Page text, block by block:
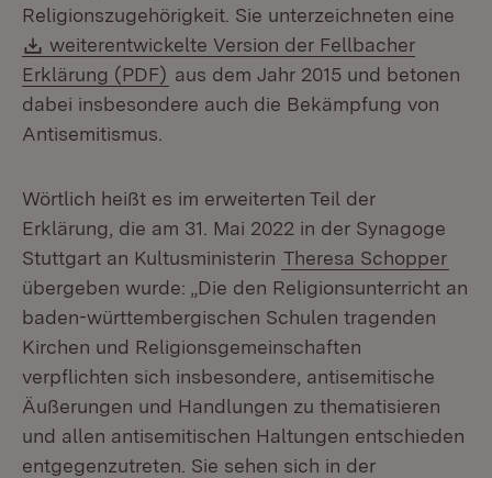
Religionszugehörigkeit. Sie unterzeichneten eine
Download:
weiterentwickelte Version der Fellbacher
Erklärung (PDF) (Öffnet in neuem Fenster)
aus dem Jahr 2015 und betonen
dabei insbesondere auch die Bekämpfung von
Antisemitismus.
Wörtlich heißt es im erweiterten Teil der
Erklärung, die am 31. Mai 2022 in der Synagoge
Stuttgart an Kultusministerin Theresa Schopper
übergeben wurde: „Die den Religionsunterricht an
baden-württembergischen Schulen tragenden
Kirchen und Religionsgemeinschaften
verpflichten sich insbesondere, antisemitische
Äußerungen und Handlungen zu thematisieren
und allen antisemitischen Haltungen entschieden
entgegenzutreten. Sie sehen sich in der